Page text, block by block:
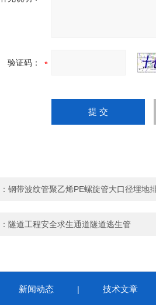
验证码：
钢带波纹管聚乙烯PE螺旋管大口径埋地
隧道工程安全求生通道隧道逃生管
新闻动态 | 技术文章